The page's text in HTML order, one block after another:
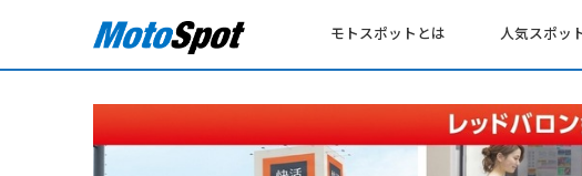
モトスポットとは 人気スポッ